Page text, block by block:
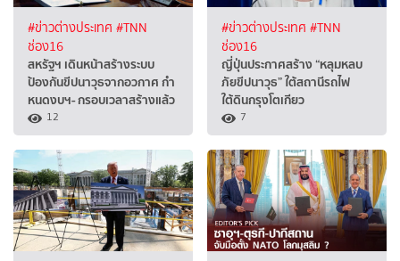
#ข่าวต่างประเทศ #TNN
ช่อง16
สหรัฐฯ เดินหน้าสร้างระบบ
ป้องกันขีปนาวุธจากอวกาศ กำ
หนดงบฯ- กรอบเวลาสร้างแล้ว
12
#ข่าวต่างประเทศ #TNN
ช่อง16
ญี่ปุ่นประกาศสร้าง “หลุมหลบ
ภัยขีปนาวุธ” ใต้สถานีรถไฟ
ใต้ดินกรุงโตเกียว
7